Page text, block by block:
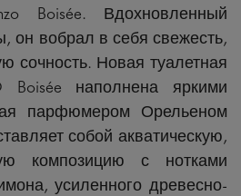
Boisée. Вдохновленный
он вобрал в себя свежесть,
сочность. Новая туалетная
Boisée наполнена яркими
парфюмером Орельеном
собой акватическую,
композицию с нотками
усиленного древесно-